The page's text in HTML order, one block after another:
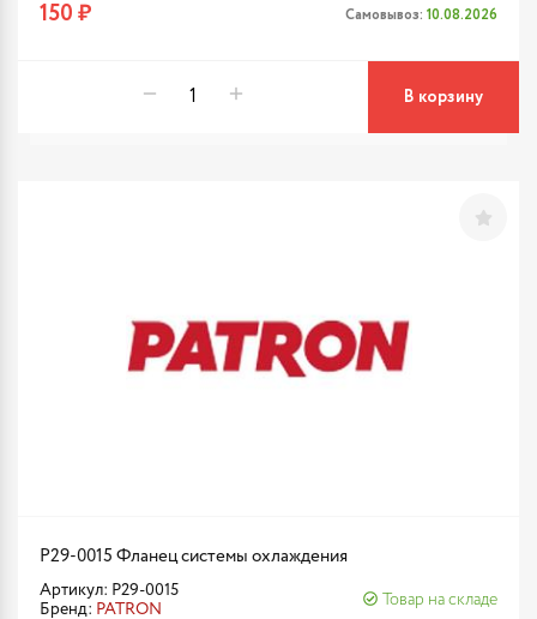
150 ₽ Самовывоз: 10.08.2026
В корзину
P29-0015 Фланец системы охлаждения
Артикул: P29-0015
Бренд: PATRON
Товар на складе